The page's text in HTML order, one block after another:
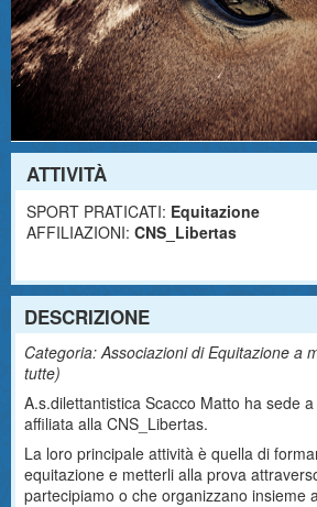
ATTIVITÀ
SPORT PRATICATI: Equitazione
AFFILIAZIONI: CNS_Libertas
DESCRIZIONE
Categoria: Associazioni di Equitazione a
tutte)
A.s.dilettantistica Scacco Matto ha sede
affiliata alla CNS_Libertas.
La loro principale attività è quella di
equitazione e metterli alla prova
partecipiamo o che organizzano insieme